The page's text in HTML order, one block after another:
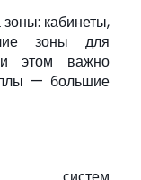
кабинеты,
зоны для
этом важно
— большие